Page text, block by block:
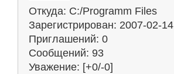
Откуда: C:/Programm Files
Зарегистрирован: 2007-02-14
Приглашений: 0
Сообщений: 93
Уважение: [+0/-0]